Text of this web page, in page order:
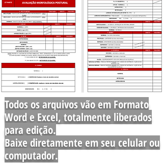
Todos os arquivos vão em Formato
Word e Excel, totalmente liberados
para edição.
Baixe diretamente em seu celular ou
computador.